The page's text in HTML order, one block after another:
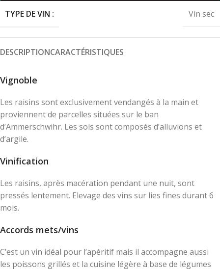
TYPE DE VIN :
Vin sec
DESCRIPTIONCARACTÉRISTIQUES
Vignoble
Les raisins sont exclusivement vendangés à la main et
proviennent de parcelles situées sur le ban
d’Ammerschwihr. Les sols sont composés d’alluvions et
d’argile.
Vinification
Les raisins, après macération pendant une nuit, sont
pressés lentement. Elevage des vins sur lies fines durant 6
mois.
Accords mets/vins
C’est un vin idéal pour l’apéritif mais il accompagne aussi
les poissons grillés et la cuisine légère à base de légumes